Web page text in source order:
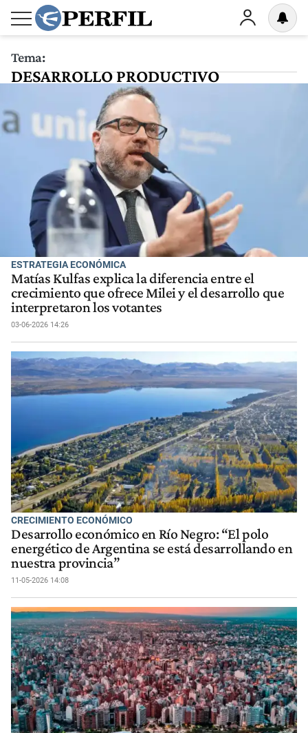
Tema:
DESARROLLO PRODUCTIVO
ESTRATEGIA ECONÓMICA
Matías Kulfas explica la diferencia entre el
crecimiento que ofrece Milei y el desarrollo que
interpretaron los votantes
03-06-2026 14:26
CRECIMIENTO ECONÓMICO
Desarrollo económico en Río Negro: “El polo
energético de Argentina se está desarrollando en
nuestra provincia”
11-05-2026 14:08